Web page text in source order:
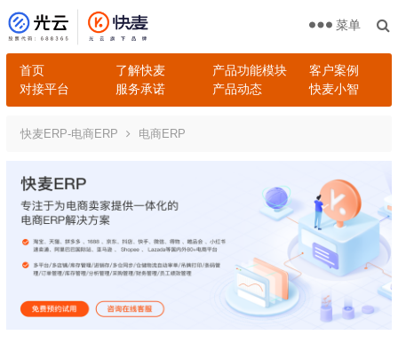
首页 了解快麦 产品功能模块
客户案例
对接平台
服务承诺 产品动态 快麦小智
菜单
快麦ERP-电商ERP 电商ERP